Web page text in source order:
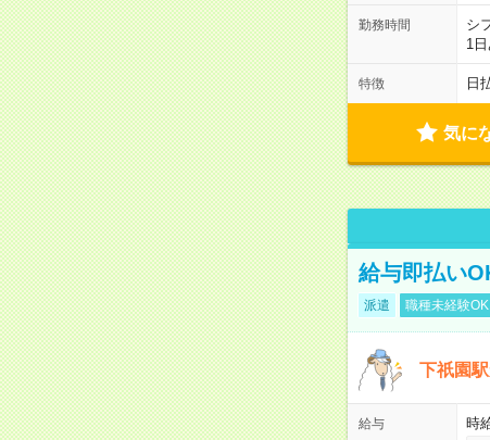
勤務時間
シ
1
特徴 日
気に
給与即払い
派遣 職種未経験OK
下祇園
給与 時